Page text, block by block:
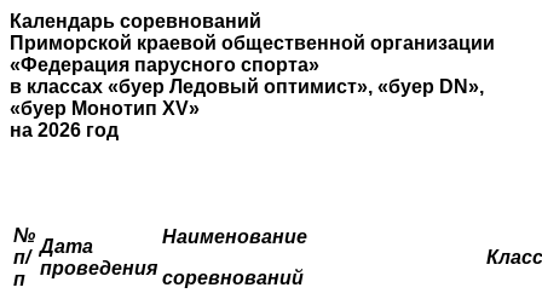
Календарь соревнований
Приморской краевой общественной организации
«Федерация парусного спорта»
в классах «буер Ледовый оптимист», «буер DN»,
«буер Монотип XV»
на 2026 год
№
п/
п
Дата
проведения
Наименование
соревнований
Класс